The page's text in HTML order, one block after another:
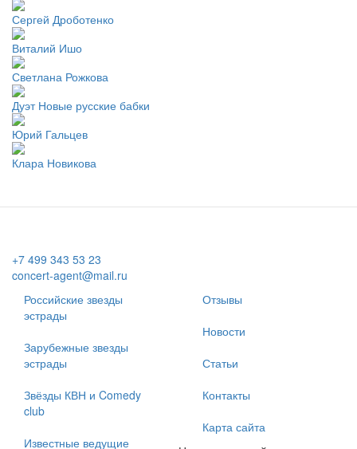
Сергей Дроботенко
Виталий Ишо
Светлана Рожкова
Дуэт Новые русские бабки
Юрий Гальцев
Клара Новикова
+7 499 343 53 23
concert-agent@mail.ru
Российские звезды
эстрады
Зарубежные звезды
эстрады
Звёзды КВН и Comedy
club
Известные ведущие
Отзывы
Новости
Статьи
Контакты
Карта сайта